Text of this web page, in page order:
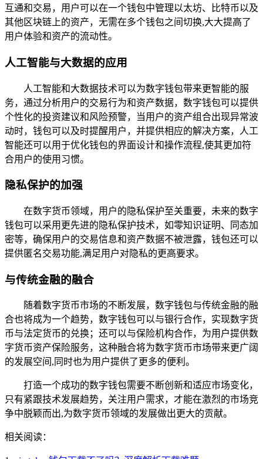
互通和交易，用户可以在一个钱包中管理以太坊、比特币以及
其他区块链上的资产，无需在多个钱包之间切换,大大提高了
用户体验和资产的流动性。
人工智能与大数据的应用
人工智能和大数据技术可以为数字钱包带来更智能的服
务，通过分析用户的交易行为和资产数据，数字钱包可以提供
个性化的投资建议和风险预警，当用户的资产组合出现异常波
动时，钱包可以及时提醒用户，并提供相应的解决方案，人工
智能还可以用于优化钱包的界面设计和操作流程,使其更加符
合用户的使用习惯。
隐私保护的加强
在数字货币领域，用户的隐私保护至关重要，未来的数字
钱包可以采用更先进的隐私保护技术，如零知识证明、同态加
密等，确保用户的交易信息和资产数据不被泄露，钱包还可以
提供匿名交易功能,满足用户对隐私的更高要求。
与传统金融的融合
随着数字货币市场的不断发展，数字钱包与传统金融的融
合也将成为一个趋势，数字钱包可以与银行合作，实现数字货
币与法定货币的兑换；还可以与保险机构合作，为用户提供数
字货币资产保险服务，这种融合将为数字货币市场带来更广阔
的发展空间,同时也为用户提供了更多的便利。
打造一个成功的数字钱包需要不断创新和适应市场变化，
只有紧跟技术发展趋势，关注用户需求，才能在激烈的市场竞
争中脱颖而出,为数字货币领域的发展做出更大的贡献。
相关阅读：